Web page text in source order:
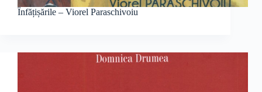
Înfățișările – Viorel Paraschivoiu